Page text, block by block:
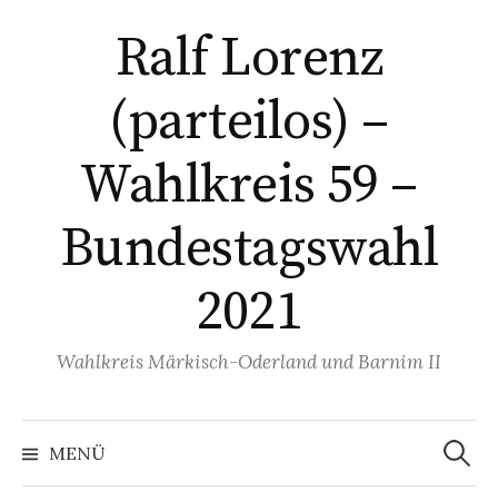
Ralf Lorenz
(parteilos) –
Wahlkreis 59 –
Bundestagswahl
2021
Wahlkreis Märkisch-Oderland und Barnim II
MENÜ
Suchen
nach: